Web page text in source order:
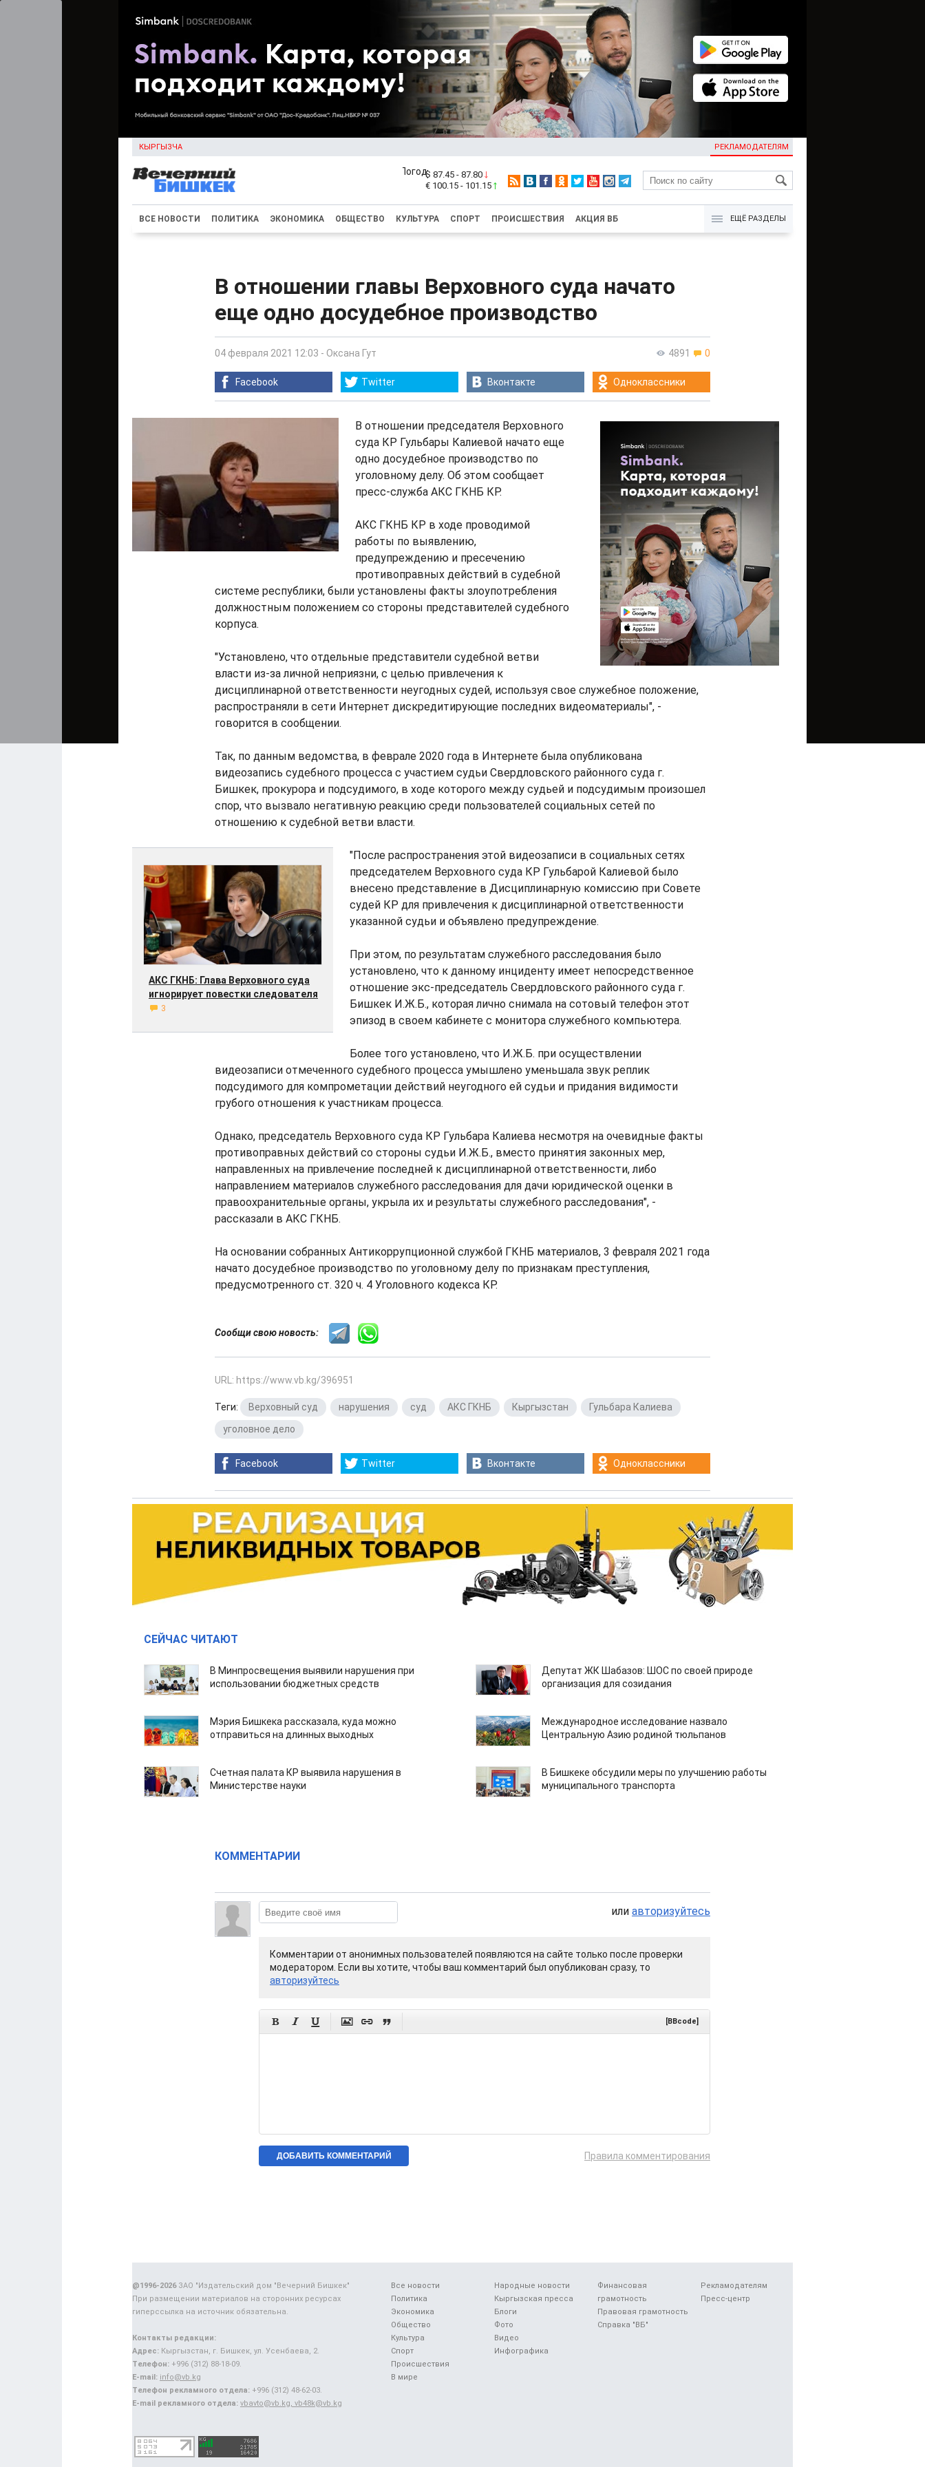
КЫРГЫЗЧА РЕКЛАМОДАТЕЛЯМ
KG
$ 87.45 - 87.80
€ 100.15 - 101.15
ВСЕ НОВОСТИ ПОЛИТИКА ЭКОНОМИКА ОБЩЕСТВО КУЛЬТУРА СПОРТ ПРОИСШЕСТВИЯ АКЦИЯ ВБ ЕЩЁ РАЗДЕЛЫ
В отношении главы Верховного суда начато
еще одно досудебное производство
4891 0
04 февраля 2021 12:03 - Оксана Гут
Facebook Twitter Вконтакте Одноклассники
В отношении председателя Верховного
суда КР Гульбары Калиевой начато еще
одно досудебное производство по
уголовному делу. Об этом сообщает
пресс-служба АКС ГКНБ КР.
АКС ГКНБ КР в ходе проводимой
работы по выявлению,
предупреждению и пресечению
противоправных действий в судебной
системе республики, были установлены факты злоупотребления
должностным положением со стороны представителей судебного
корпуса.
"Установлено, что отдельные представители судебной ветви
власти из-за личной неприязни, с целью привлечения к
дисциплинарной ответственности неугодных судей, используя свое служебное положение,
распространяли в сети Интернет дискредитирующие последних видеоматериалы", -
говорится в сообщении.
Так, по данным ведомства, в феврале 2020 года в Интернете была опубликована
видеозапись судебного процесса с участием судьи Свердловского районного суда г.
Бишкек, прокурора и подсудимого, в ходе которого между судьей и подсудимым произошел
спор, что вызвало негативную реакцию среди пользователей социальных сетей по
отношению к судебной ветви власти.
АКС ГКНБ: Глава Верховного суда
игнорирует повестки следователя
3
"После распространения этой видеозаписи в социальных сетях
председателем Верховного суда КР Гульбарой Калиевой было
внесено представление в Дисциплинарную комиссию при Совете
судей КР для привлечения к дисциплинарной ответственности
указанной судьи и объявлено предупреждение.
При этом, по результатам служебного расследования было
установлено, что к данному инциденту имеет непосредственное
отношение экс-председатель Свердловского районного суда г.
Бишкек И.Ж.Б., которая лично снимала на сотовый телефон этот
эпизод в своем кабинете с монитора служебного компьютера.
Более того установлено, что И.Ж.Б. при осуществлении
видеозаписи отмеченного судебного процесса умышлено уменьшала звук реплик
подсудимого для компрометации действий неугодного ей судьи и придания видимости
грубого отношения к участникам процесса.
Однако, председатель Верховного суда КР Гульбара Калиева несмотря на очевидные факты
противоправных действий со стороны судьи И.Ж.Б., вместо принятия законных мер,
направленных на привлечение последней к дисциплинарной ответственности, либо
направлением материалов служебного расследования для дачи юридической оценки в
правоохранительные органы, укрыла их и результаты служебного расследования", -
рассказали в АКС ГКНБ.
На основании собранных Антикоррупционной службой ГКНБ материалов, 3 февраля 2021 года
начато досудебное производство по уголовному делу по признакам преступления,
предусмотренного ст. 320 ч. 4 Уголовного кодекса КР.
Сообщи свою новость:
URL: https://www.vb.kg/396951
Теги: Верховный суд нарушения суд АКС ГКНБ Кыргызстан Гульбара Калиева
уголовное дело
Facebook Twitter Вконтакте Одноклассники
СЕЙЧАС ЧИТАЮТ
В Минпросвещения выявили нарушения при
использовании бюджетных средств
Депутат ЖК Шабазов: ШОС по своей природе
организация для созидания
Мэрия Бишкека рассказала, куда можно
отправиться на длинных выходных
Международное исследование назвало
Центральную Азию родиной тюльпанов
Счетная палата КР выявила нарушения в
Министерстве науки
В Бишкеке обсудили меры по улучшению работы
муниципального транспорта
КОММЕНТАРИИ
или авторизуйтесь
Комментарии от анонимных пользователей появляются на сайте только после проверки
модератором. Если вы хотите, чтобы ваш комментарий был опубликован сразу, то
авторизуйтесь
      [BBcode]
Правила комментирования
Все новости
Политика
Экономика
Общество
Культура
Спорт
Происшествия
В мире
Народные новости
Кыргызская пресса
Блоги
Фото
Видео
Инфографика
Финансовая
грамотность
Правовая грамотность
Справка "ВБ"
Рекламодателям
Пресс-центр
@1996-2026ЗАО "Издательский дом "Вечерний Бишкек"
При размещении материалов на сторонних ресурсах
гиперссылка на источник обязательна.
Контакты редакции:
Адрес: Кыргызстан, г. Бишкек, ул. Усенбаева, 2.
Телефон: +996 (312) 88-18-09.
E-mail: info@vb.kg
Телефон рекламного отдела: +996 (312) 48-62-03.
E-mail рекламного отдела: vbavto@vb.kg, vb48k@vb.kg